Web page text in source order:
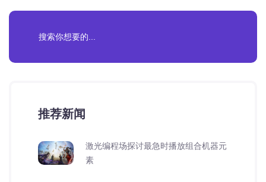
推荐新闻
激光编程场探讨最急时播放组合机器元
素